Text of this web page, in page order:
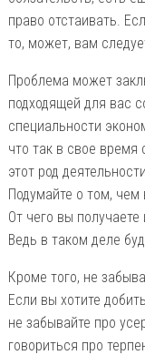
право отстаивать.
то, может, вам
Проблема может
подходящей для вас
специальности
что так в свое
этот род
Подумайте о том, чем
От чего вы
Ведь в таком деле
Кроме того, не
Если вы хотите
не забывайте про
говориться про